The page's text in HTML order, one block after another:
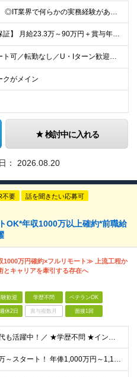
【応募要件】 ◎IT業界で何らかの実務経験がある方 └2～3ヶ月の実務経験のある方は歓迎します！ 例）PCキッティングやモバイル通信基地局の業務経験者など インフラエンジニアとして経験のある方は、
【前職給与保証】 月給23.3万～90万円＋賞与年2回＋インセンティブ ★年収1000万円以上の実績あり！ ※上記月給には月20～30時間分（2万9,300円～21万7,900円）の固定残業代を含み
★フルリモート可／転勤なし／U・Iターン歓迎★ ◎勤務地は相談の上、ご自宅近くに調整します！ 【勤務地】 本社、または東京／埼玉／千葉／神奈川／愛知／仙台のクライアント先 ◎完全在宅（フルリモート）
クがメイン
検討中に入れる
： 2026.08.20
不要 話を聞きたい応募可
OK*年収1000万以上確約*前職給
1000万円確約×フルリモート≫ 上流工程か
とキャリアを牽引する存在へ
験歓迎 学歴不問 ベテランOK
休2日 賞与複数月 面接1回
＼40代・50代も活躍中！／ ★学歴不問 ★インフラエンジニアの経験を5年以上お持ちの方 ≪こんな方にピッタリです！≫ ◎自身の市場価値を正当に評価してほしい ◎今より年収をアップさせたい ◎多彩な
★年収1000万～スタート！ 年俸1,000万円～1,162万8,000円（12分割） ※経験・スキルを考慮の上決定します ※上記金額には固定残業代（月30h分・158,400円～184,000円